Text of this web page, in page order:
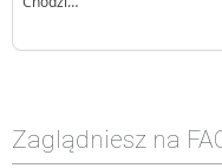
Zaglądniesz na